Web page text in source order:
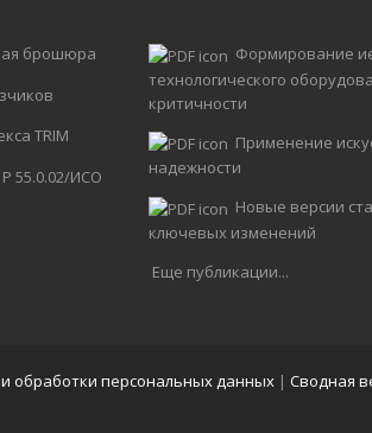
брошюра
TRIM
55.0.02/ИСО
Формирование
технологического
критичности
Применение
надежности
Новые версии
ключевых изменений
Еще публикации...
обработки персональных данных | Сводная